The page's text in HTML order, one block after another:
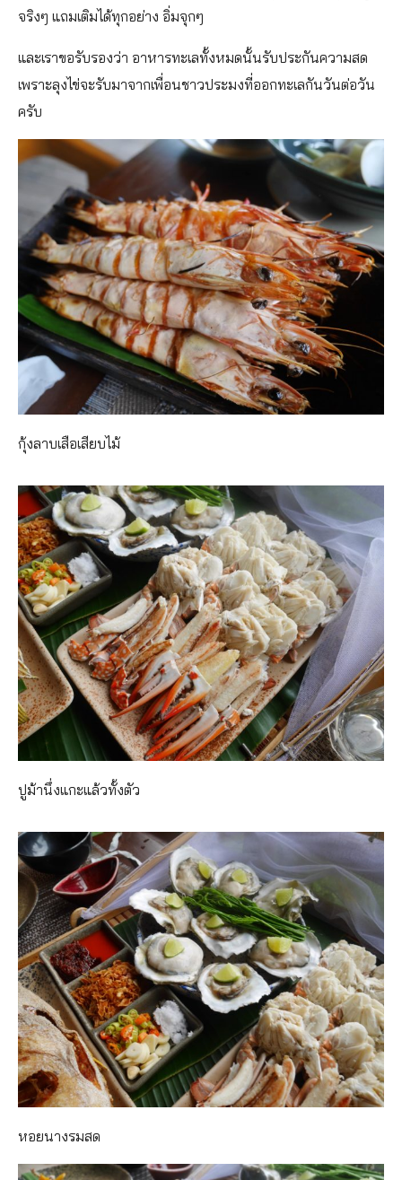
จริงๆ แถมเติมได้ทุกอย่าง อิ่มจุกๆ
และเราขอรับรองว่า อาหารทะเลทั้งหมดนั้นรับประกันความสด
เพราะลุงไข่จะรับมาจากเพื่อนชาวประมงที่ออกทะเลกันวันต่อวัน
ครับ
กุ้งลาบเสือเสียบไม้
ปูม้านึ่งแกะแล้วทั้งตัว
หอยนางรมสด